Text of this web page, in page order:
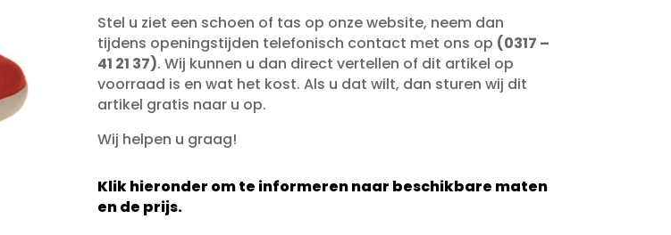
Stel u ziet een schoen of tas op onze website, neem dan
tijdens openingstijden telefonisch contact met ons op (0317 –
41 21 37). Wij kunnen u dan direct vertellen of dit artikel op
voorraad is en wat het kost. Als u dat wilt, dan sturen wij dit
artikel gratis naar u op.
Wij helpen u graag!
Klik hieronder om te informeren naar beschikbare maten
en de prijs.